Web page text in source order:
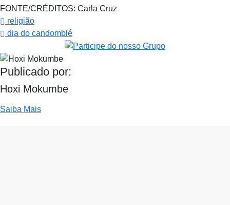
FONTE/CRÉDITOS: Carla Cruz
religião
dia do candomblé
Publicado por:
Hoxi Mokumbe
Saiba Mais